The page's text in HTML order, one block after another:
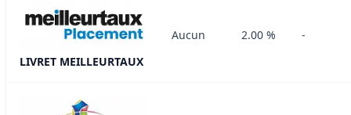
LIVRET MEILLEURTAUX
Aucun 2.00 % -